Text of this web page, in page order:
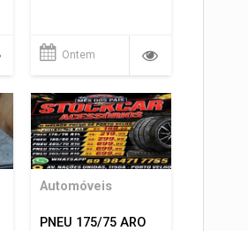
Ontem
Automóveis
PNEU 175/75 ARO